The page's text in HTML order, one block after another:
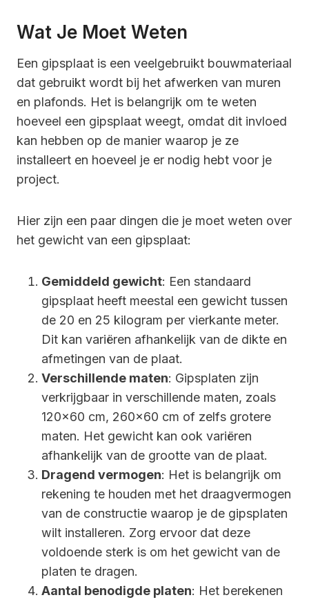
Wat Je Moet Weten
Een gipsplaat is een veelgebruikt bouwmateriaal
dat gebruikt wordt bij het afwerken van muren
en plafonds. Het is belangrijk om te weten
hoeveel een gipsplaat weegt, omdat dit invloed
kan hebben op de manier waarop je ze
installeert en hoeveel je er nodig hebt voor je
project.
Hier zijn een paar dingen die je moet weten over
het gewicht van een gipsplaat:
Gemiddeld gewicht: Een standaard
gipsplaat heeft meestal een gewicht tussen
de 20 en 25 kilogram per vierkante meter.
Dit kan variëren afhankelijk van de dikte en
afmetingen van de plaat.
Verschillende maten: Gipsplaten zijn
verkrijgbaar in verschillende maten, zoals
120×60 cm, 260×60 cm of zelfs grotere
maten. Het gewicht kan ook variëren
afhankelijk van de grootte van de plaat.
Dragend vermogen: Het is belangrijk om
rekening te houden met het draagvermogen
van de constructie waarop je de gipsplaten
wilt installeren. Zorg ervoor dat deze
voldoende sterk is om het gewicht van de
platen te dragen.
Aantal benodigde platen: Het berekenen